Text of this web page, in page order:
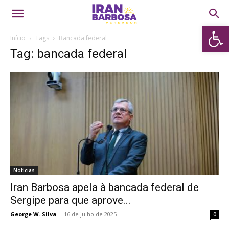
Abrir
Início Tags Bancada federal
Tag: bancada federal
Notícias
Iran Barbosa apela à bancada federal de
Sergipe para que aprove...
George W. Silva - 16 de julho de 2025 0